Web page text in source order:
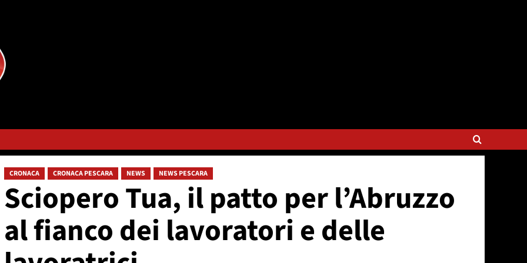
CRONACA CRONACA PESCARA NEWS NEWS PESCARA
Sciopero Tua, il patto per l’Abruzzo
al fianco dei lavoratori e delle